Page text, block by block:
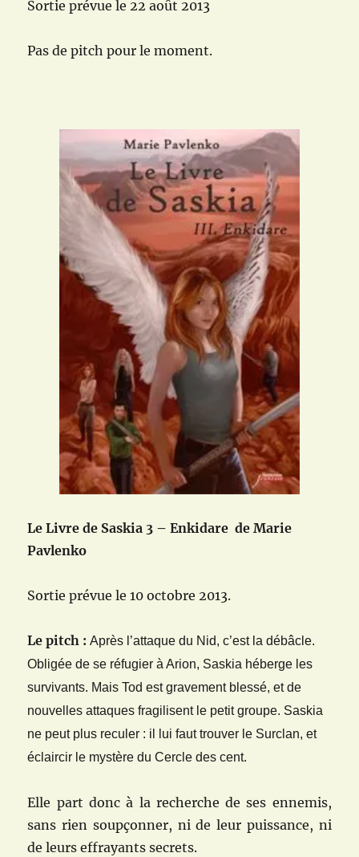
Sortie prévue le 22 août 2013
Pas de pitch pour le moment.
Le Livre de Saskia 3 – Enkidare de Marie
Pavlenko
Sortie prévue le 10 octobre 2013.
Le pitch : Après l’attaque du Nid, c’est la débâcle.
Obligée de se réfugier à Arion, Saskia héberge les
survivants. Mais Tod est gravement blessé, et de
nouvelles attaques fragilisent le petit groupe. Saskia
ne peut plus reculer : il lui faut trouver le Surclan, et
éclaircir le mystère du Cercle des cent.
Elle part donc à la recherche de ses ennemis,
sans rien soupçonner, ni de leur puissance, ni
de leurs effrayants secrets.